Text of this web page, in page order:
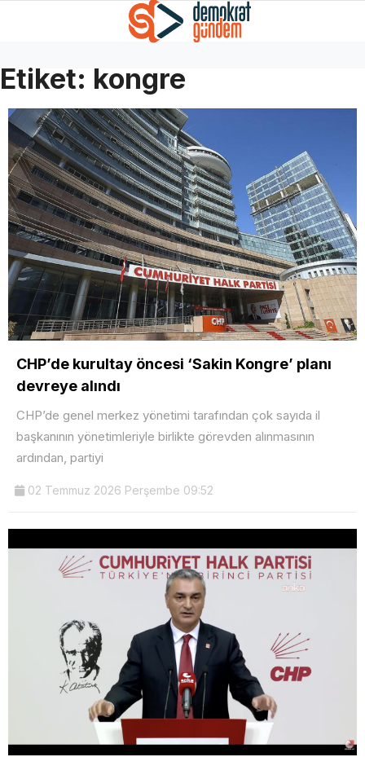
Etiket: kongre
CHP’de kurultay öncesi ‘Sakin Kongre’ planı
devreye alındı
CHP’de genel merkez yönetimi tarafından çok sayıda il
başkanının yönetimleriyle birlikte görevden alınmasının
ardından, partiyi
02 Temmuz 2026 Perşembe 09:52